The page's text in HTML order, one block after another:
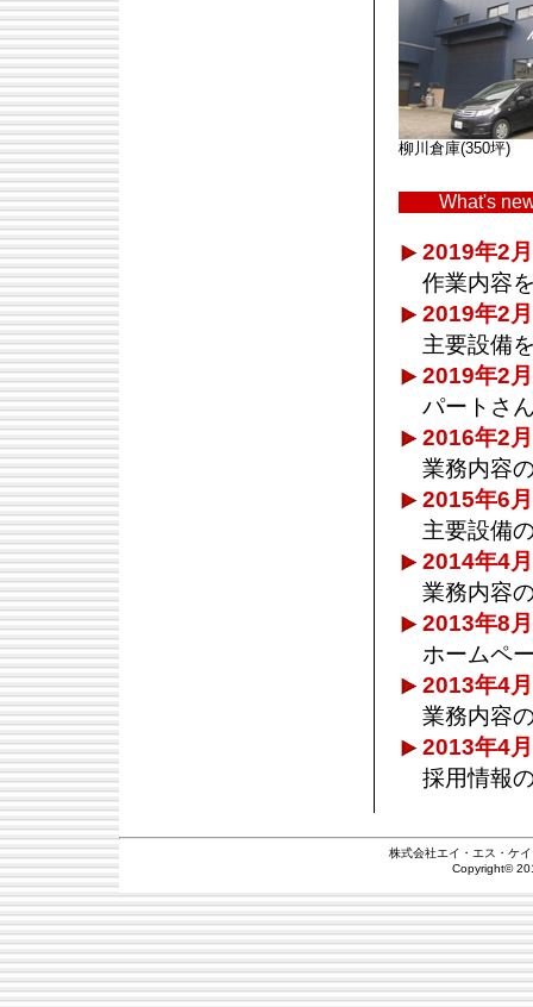
柳川倉庫(350坪)
What's
2019年2
作業内容
2019年2
主要設備
2019年2
パートさ
2016年2
業務内容
2015年6
主要設備
2014年4
業務内容
2013年8
ホームペ
2013年4
業務内容
2013年4
採用情報
株式会社エイ・エス・ケ
Copyright©